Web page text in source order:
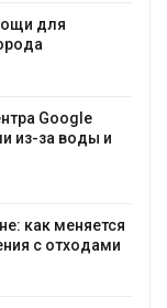
для
Google
из-за воды и
как меняется
с отходами